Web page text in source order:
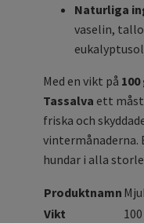
Naturliga
vaselin,
Med en vikt på 100
Tassalva ett
friska och
vintermånaderna.
hundar i alla
Produktnamn
Vikt